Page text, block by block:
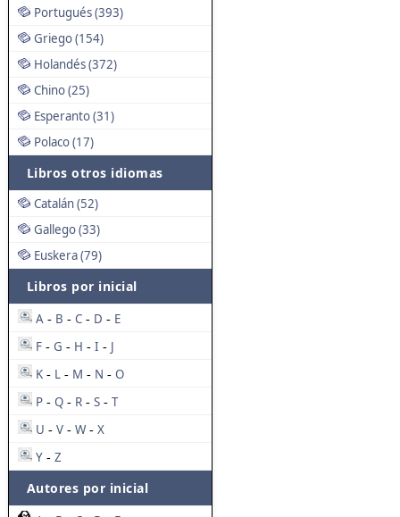
Portugués (393)
Griego (154)
Holandés (372)
Chino (25)
Esperanto (31)
Polaco (17)
Libros otros idiomas
Catalán (52)
Gallego (33)
Euskera (79)
Libros por inicial
A - B - C - D - E
F - G - H - I - J
K - L - M - N - O
P - Q - R - S - T
U - V - W - X
Y - Z
Autores por inicial